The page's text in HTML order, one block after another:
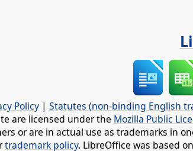
Policy | Statutes (non-binding English
are licensed under the Mozilla Public
or are in actual use as trademarks in
trademark policy. LibreOffice was based